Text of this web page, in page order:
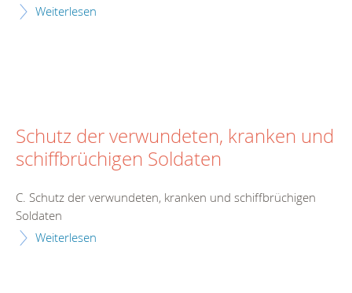
Weiterlesen
Schutz der verwundeten, kranken und
schiffbrüchigen Soldaten
C. Schutz der verwundeten, kranken und schiffbrüchigen
Soldaten
Weiterlesen